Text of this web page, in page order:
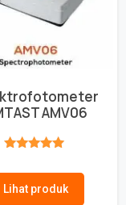
AMV06
Lihat produk